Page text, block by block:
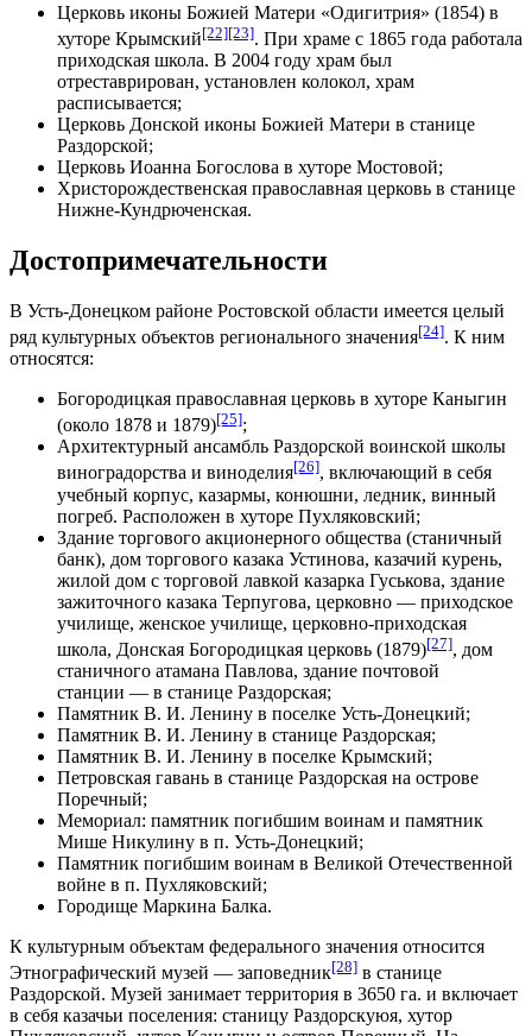
Церковь иконы Божией Матери «Одигитрия» (1854) в
хуторе Крымский[22][23]. При храме с 1865 года работала
приходская школа. В 2004 году храм был
отреставрирован, установлен колокол, храм
расписывается;
Церковь Донской иконы Божией Матери в станице
Раздорской;
Церковь Иоанна Богослова в хуторе Мостовой;
Христорождественская православная церковь в станице
Нижне-Кундрюченская.
Достопримечательности
В Усть-Донецком районе Ростовской области имеется целый
ряд культурных объектов регионального значения[24]. К ним
относятся:
Богородицкая православная церковь в хуторе Каныгин
(около 1878 и 1879)[25];
Архитектурный ансамбль Раздорской воинской школы
виноградорства и виноделия[26], включающий в себя
учебный корпус, казармы, конюшни, ледник, винный
погреб. Расположен в хуторе Пухляковский;
Здание торгового акционерного общества (станичный
банк), дом торгового казака Устинова, казачий курень,
жилой дом с торговой лавкой казарка Гуськова, здание
зажиточного казака Терпугова, церковно — приходское
училище, женское училище, церковно-приходская
школа, Донская Богородицкая церковь (1879)[27], дом
станичного атамана Павлова, здание почтовой
станции — в станице Раздорская;
Памятник В. И. Ленину в поселке Усть-Донецкий;
Памятник В. И. Ленину в станице Раздорская;
Памятник В. И. Ленину в поселке Крымский;
Петровская гавань в станице Раздорская на острове
Поречный;
Мемориал: памятник погибшим воинам и памятник
Мише Никулину в п. Усть-Донецкий;
Памятник погибшим воинам в Великой Отечественной
войне в п. Пухляковский;
Городище Маркина Балка.
К культурным объектам федерального значения относится
Этнографический музей — заповедник[28] в станице
Раздорской. Музей занимает территория в 3650 га. и включает
в себя казачьи поселения: станицу Раздорскуюя, хутор